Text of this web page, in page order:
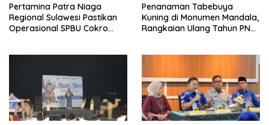
Pertamina Patra Niaga
Regional Sulawesi Pastikan
Operasional SPBU Cokro
Penanaman Tabebuya
Kuning di Monumen Mandala,
Rangkaian Ulang Tahun PNM